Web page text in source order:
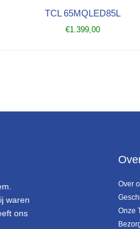
TCL 65MQLED85L
€1.399,00
waren
ons
Over
Onze